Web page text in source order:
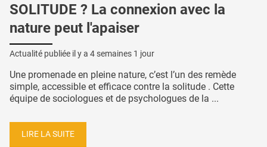
SOLITUDE ? La connexion avec la
nature peut l'apaiser
Actualité publiée il y a 4 semaines 1 jour
Une promenade en pleine nature, c’est l’un des remède
simple, accessible et efficace contre la solitude . Cette
équipe de sociologues et de psychologues de la ...
LIRE LA SUITE